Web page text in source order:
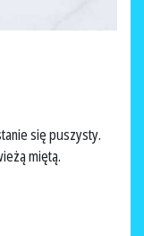
się puszysty.
miętą.